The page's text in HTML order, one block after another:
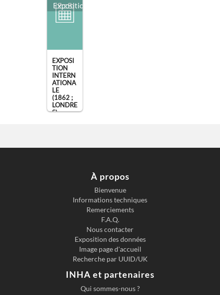
Exposition
EXPOSI
TION
INTERN
ATIONA
LE
(1862 ;
LONDRE
S)
novembr
À propos
Bienvenue
Informations techniques
Remerciements
F.A.Q.
Nous contacter
Exposition des données
Image page d'accueil
Recherche par UUID/UK
INHA et partenaires
Qui sommes-nous ?